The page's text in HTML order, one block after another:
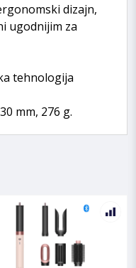
dizajn,
ugodnijim za
tehnologija
mm, 276 g.